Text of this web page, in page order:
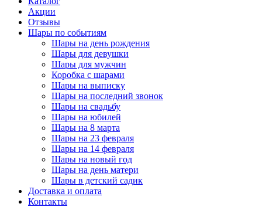
Акции
Отзывы
Шары по событиям
Шары на день рождения
Шары для девушки
Шары для мужчин
Коробка с шарами
Шары на выписку
Шары на последний звонок
Шары на свадьбу
Шары на юбилей
Шары на 8 марта
Шары на 23 февраля
Шары на 14 февраля
Шары на новый год
Шары на день матери
Шары в детский садик
Доставка и оплата
Контакты